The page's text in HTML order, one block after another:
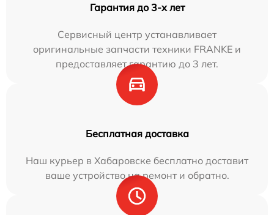
Гарантия до 3-х лет
Сервисный центр устанавливает
оригинальные запчасти техники FRANKE и
предоставляет гарантию до 3 лет.
Бесплатная доставка
Наш курьер в Хабаровске бесплатно доставит
ваше устройство на ремонт и обратно.